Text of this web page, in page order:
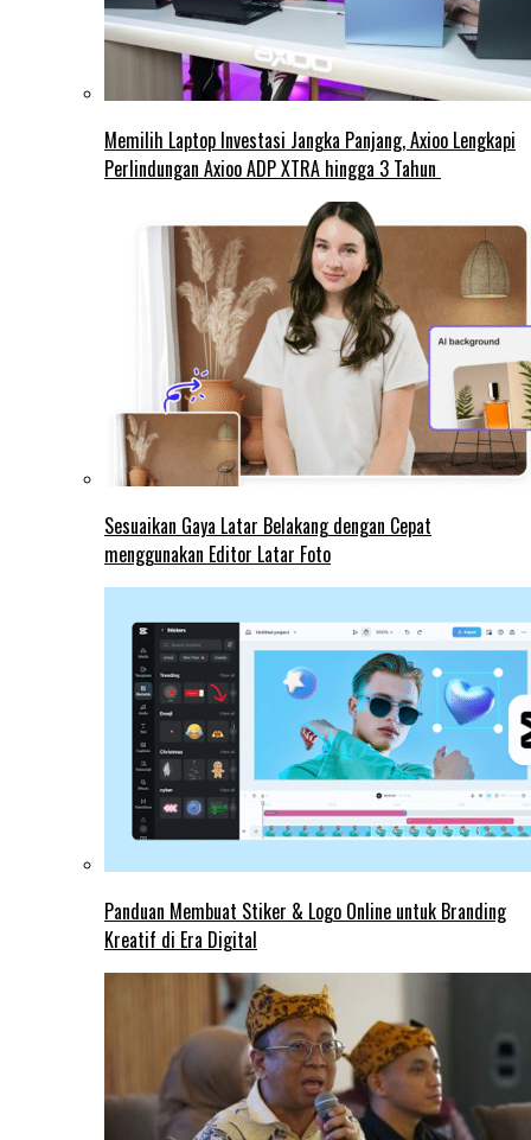
Memilih Laptop Investasi Jangka Panjang, Axioo Lengkapi
Perlindungan Axioo ADP XTRA hingga 3 Tahun
Sesuaikan Gaya Latar Belakang dengan Cepat
menggunakan Editor Latar Foto
Panduan Membuat Stiker & Logo Online untuk Branding
Kreatif di Era Digital